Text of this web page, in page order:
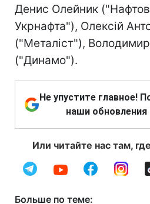
Денис Олейник
Укрнафта"), Олексій
("Металіст"),
("Динамо").
Не упустите главное!
наши обновления
Или читайте нас там,
Больше по теме: